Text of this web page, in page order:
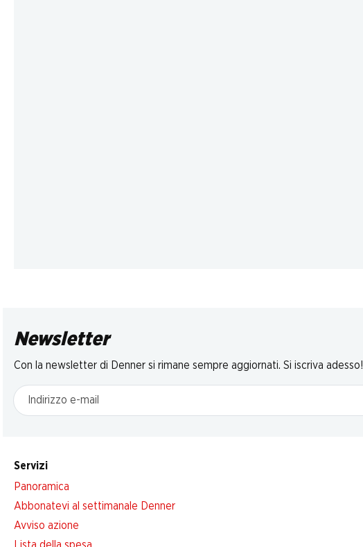
Newsletter
Con la newsletter di Denner si rimane sempre aggiornati. Si iscriva adesso!
Indirizzo e-mail
Servizi
Panoramica
Abbonatevi al settimanale Denner
Avviso azione